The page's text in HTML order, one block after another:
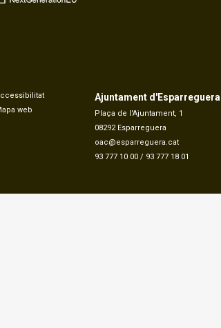
web
Ajuntament d'Esparreguera
Plaça de l'Ajuntament, 1
08292 Esparreguera
oac@esparreguera.cat
93 777 10 00/ 93 777 18 01